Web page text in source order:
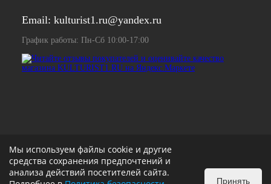
Email: kulturist1.ru@yandex.ru
График работы: Пн-Сб 10:00-17:00
Мы используем файлы cookie и другие
средства сохранения предпочтений и
анализа действий посетителей сайта.
Принять